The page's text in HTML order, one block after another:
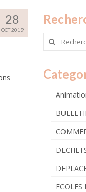
28
OCT 2019
Rechercher
ECOLES